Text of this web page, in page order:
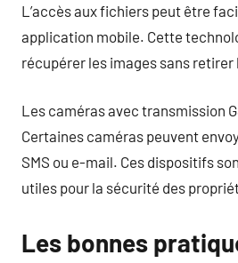
L’accès aux fichiers peut être
application mobile. Cette
récupérer les images sans
Les caméras avec transmission
Certaines caméras peuvent
SMS ou e-mail. Ces dispositifs
utiles pour la sécurité des
Les bonnes